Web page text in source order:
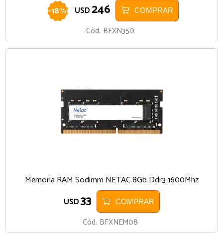
-18% USD 246 COMPRAR
Cód. BFXN350
Memoria RAM Sodimm NETAC 8Gb Ddr3 1600Mhz
USD33 COMPRAR
Cód. BFXNEM08